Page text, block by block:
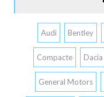
Audi Bentley
Compacte Dacia
General Motors